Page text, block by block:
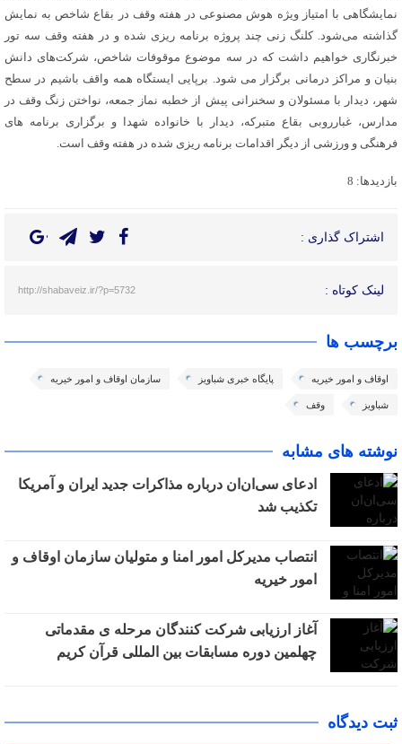
نمایشگاهی با امتیاز ویژه هوش مصنوعی در هفته وقف در بقاع شاخص به نمایش
گذاشته می‌شود. کلنگ زنی چند پروژه برنامه ریزی شده و در هفته وقف سه تور
خبرنگاری خواهیم داشت که در سه موضوع موقوفات شاخص، شرکت‌های دانش
بنیان و مراکز درمانی برگزار می شود. برپایی ایستگاه همه واقف باشیم در سطح
شهر، دیدار با مسئولان و سخنرانی پیش از خطبه نماز جمعه، نواختن زنگ وقف در
مدارس، غبارروبی بقاع متبرکه، دیدار با خانواده شهدا و برگزاری برنامه های
فرهنگی و ورزشی از دیگر اقدامات برنامه ریزی شده در هفته وقف است.
بازدیدها: 8
اشتراک گذاری :
لینک کوتاه : http://shabaveiz.ir/?p=5732
برچسب ها
اوقاف و امور خیریه پایگاه خبری شباویز سازمان اوقاف و امور خیریه
شباویز وقف
نوشته های مشابه
ادعای سی‌ان‌ان درباره مذاکرات جدید ایران و آمریکا
تکذیب شد
انتصاب مدیرکل امور امنا و متولیان سازمان اوقاف و
امور خیریه
آغاز ارزیابی شرکت کنندگان مرحله ی مقدماتی
چهلمین دوره مسابقات بین المللی قرآن کریم
ثبت دیدگاه